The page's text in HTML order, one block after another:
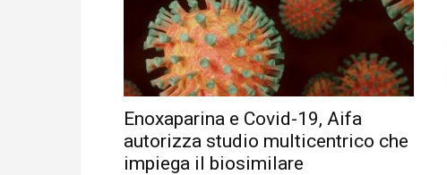
Enoxaparina e Covid-19, Aifa
autorizza studio multicentrico che
impiega il biosimilare